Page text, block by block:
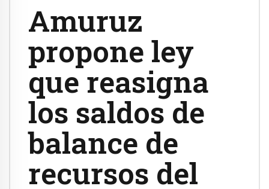
Amuruz
propone ley
que reasigna
los saldos de
balance de
recursos del